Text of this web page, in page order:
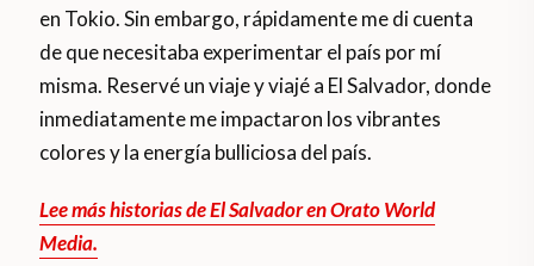
en Tokio. Sin embargo, rápidamente me di cuenta
de que necesitaba experimentar el país por mí
misma. Reservé un viaje y viajé a El Salvador, donde
inmediatamente me impactaron los vibrantes
colores y la energía bulliciosa del país.
Lee más historias de El Salvador en Orato World
Media.